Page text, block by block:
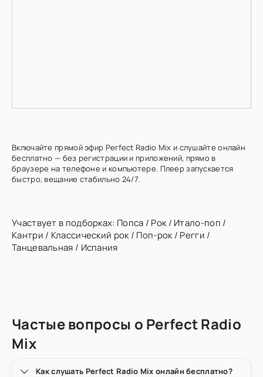
Включайте прямой эфир Perfect Radio Mix и слушайте онлайн
бесплатно — без регистрации и приложений, прямо в
браузере на телефоне и компьютере. Плеер запускается
быстро, вещание стабильно 24/7.
Участвует в подборках: Попса / Рок/ Итало-поп /
Кантри / Классический рок/ Поп-рок/ Регги /
Танцевальная / Испания
Частые вопросы о Perfect Radio
Mix
Как слушать Perfect Radio Mix онлайн бесплатно?